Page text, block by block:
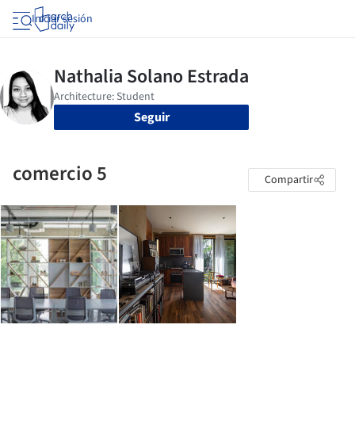
Iniciar sesión
Seguir
comercio 5 Compartir